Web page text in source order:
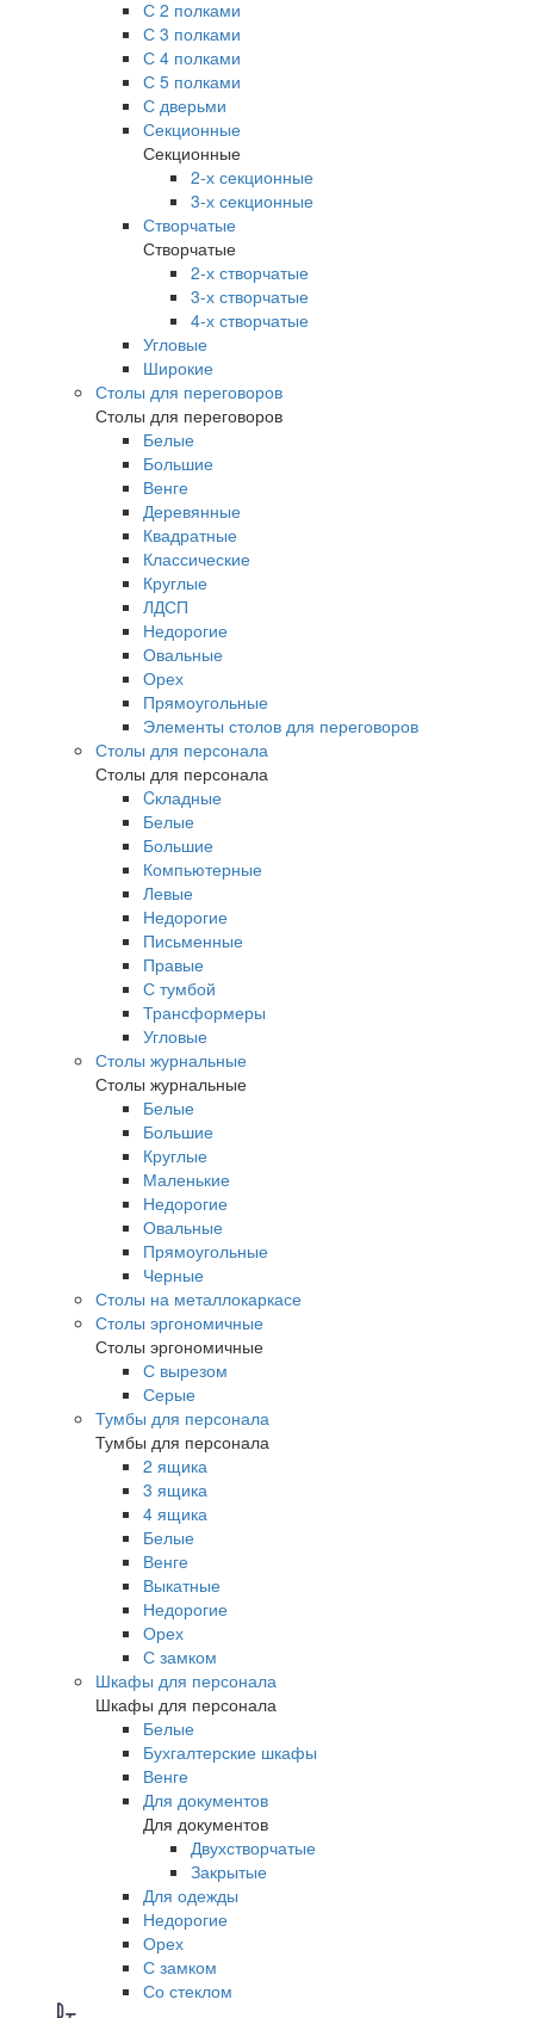
С 2 полками
С 3 полками
С 4 полками
С 5 полками
С дверьми
Секционные
Секционные
2-х секционные
3-х секционные
Створчатые
Створчатые
2-х створчатые
3-х створчатые
4-х створчатые
Угловые
Широкие
Столы для переговоров
Столы для переговоров
Белые
Большие
Венге
Деревянные
Квадратные
Классические
Круглые
ЛДСП
Недорогие
Овальные
Орех
Прямоугольные
Элементы столов для переговоров
Столы для персонала
Столы для персонала
Cкладные
Белые
Большие
Компьютерные
Левые
Недорогие
Письменные
Правые
С тумбой
Трансформеры
Угловые
Столы журнальные
Столы журнальные
Белые
Большие
Круглые
Маленькие
Недорогие
Овальные
Прямоугольные
Черные
Столы на металлокаркасе
Столы эргономичные
Столы эргономичные
С вырезом
Серые
Тумбы для персонала
Тумбы для персонала
2 ящика
3 ящика
4 ящика
Белые
Венге
Выкатные
Недорогие
Орех
С замком
Шкафы для персонала
Шкафы для персонала
Белые
Бухгалтерские шкафы
Венге
Для документов
Для документов
Двухстворчатые
Закрытые
Для одежды
Недорогие
Орех
С замком
Со стеклом